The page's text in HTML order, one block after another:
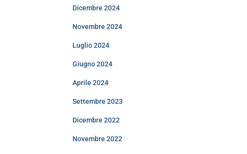
Dicembre 2024
Novembre 2024
Luglio 2024
Giugno 2024
Aprile 2024
Settembre 2023
Dicembre 2022
Novembre 2022